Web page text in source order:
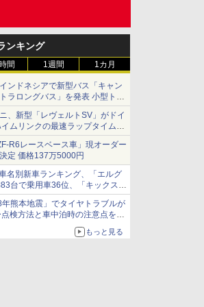
ンキング
間 1週間 1カ月
ンドネシアで新型バス「キャン
ラロングバス」を発表 小型トラ
光・旅客輸送向けバス
、新型「レヴェルトSV」がドイ
ムリンクの最速ラップタイムを
R6レースベース車」現オーダー
定 価格137万5000円
名別新車ランキング、「エルグ
台で乗用車36位、「キックス」
位に
熊本地震」でタイヤトラブルが
検方法と車中泊時の注意点を呼
もっと見る